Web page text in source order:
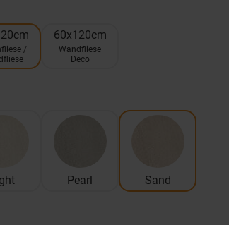
/
60x120cm
Wandfliese
Deco
Pearl Sand